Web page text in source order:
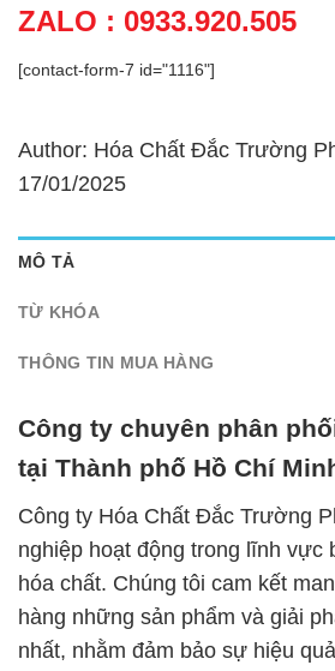
ZALO : 0933.920.505
[contact-form-7 id="1116"]
Author: Hóa Chất Đắc Trường
17/01/2025
MÔ TẢ
TỪ KHÓA
THÔNG TIN MUA HÀNG
Công ty chuyên phân
tại Thành phố Hồ Chí
Công ty Hóa Chất Đắc Trường
nghiệp hoạt động trong lĩnh vực
hóa chất. Chúng tôi cam kết
hàng những sản phẩm và giải
nhất, nhằm đảm bảo sự hiệu